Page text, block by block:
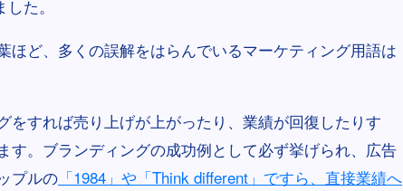
た。
ほど、多くの誤解をはらんでいるマーケティング用語は
をすれば売り上げが上がったり、業績が回復したりす
す。ブランディングの成功例として必ず挙げられ、広告
プルの 「1984」や「Think different」ですら、直接業績へ